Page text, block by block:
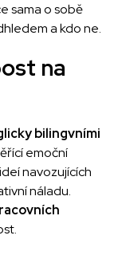
sama o sobě
a kdo ne.
na
bilingvními
emoční
navozujících
náladu.